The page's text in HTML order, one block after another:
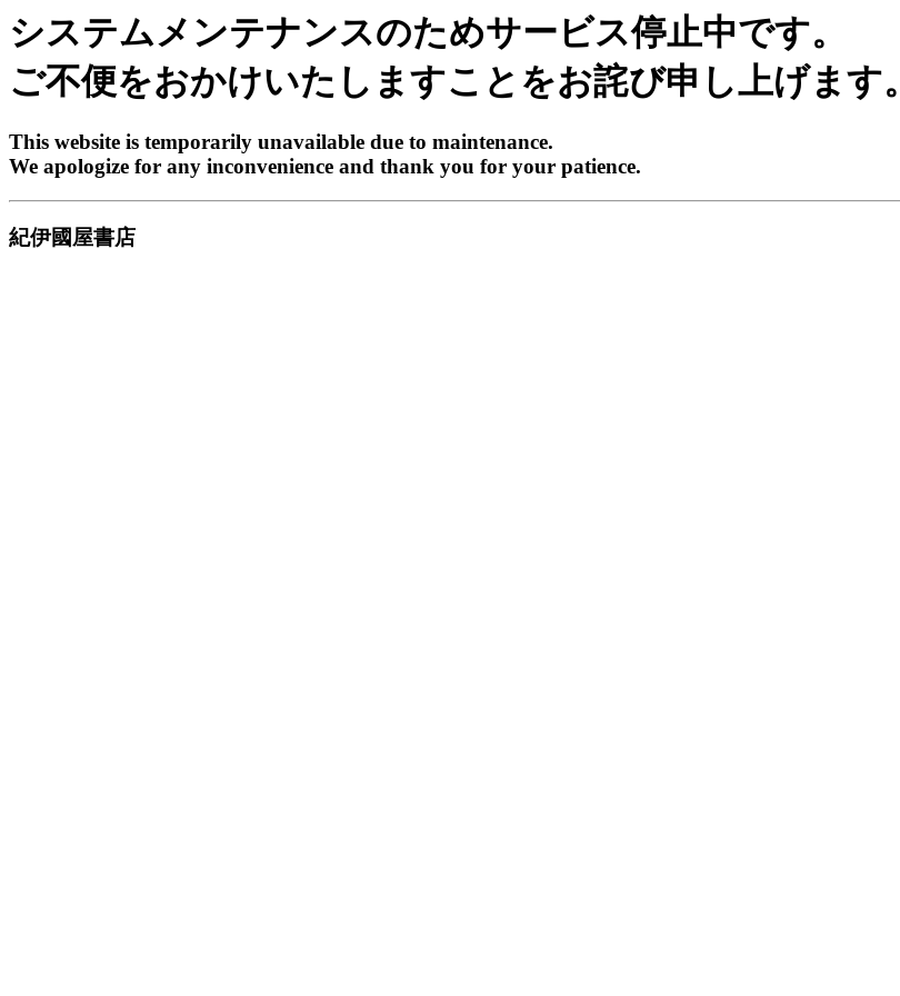
システムメンテナンスのためサービス停止中です。
ご不便をおかけいたしますことをお詫び申し上げます。
This website is temporarily unavailable due to maintenance.
We apologize for any inconvenience and thank you for your patience.
紀伊國屋書店